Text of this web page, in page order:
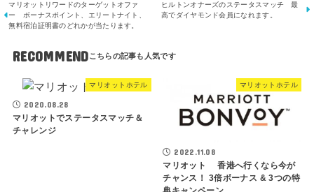
マリオットリワードのターゲットオファ
ー ボーナスポイント、エリートナイト、
無料宿泊証明書のどれかが当たります。
ヒルトンオナーズのステータスマッチ 最
高でダイヤモンド会員になれます。
RECOMMEND
マリオットホテル
2020.08.28
マリオットでステータスマッチ＆
チャレンジ
マリオットホテル
2022.11.08
マリオット 香港へ行くなら今が
チャンス！ 3倍ボーナス & 3つの特